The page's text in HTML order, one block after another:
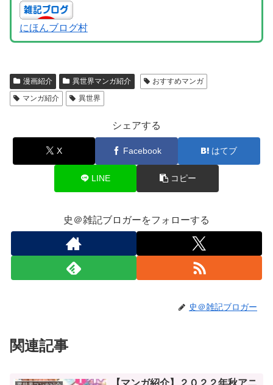
にほんブログ村
漫画紹介 異世界マンガ紹介
おすすめマンガ
マンガ紹介
異世界
シェアする
X Facebook はてブ
LINE コピー
史＠雑記ブロガーをフォローする
史＠雑記ブロガー
関連記事